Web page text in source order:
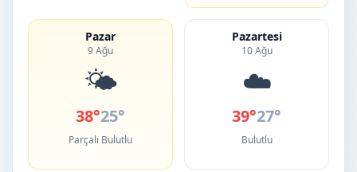
Pazar
9 Ağu
🌤️
38°25°
Parçalı Bulutlu
Pazartesi
10 Ağu
☁️
39°27°
Bulutlu